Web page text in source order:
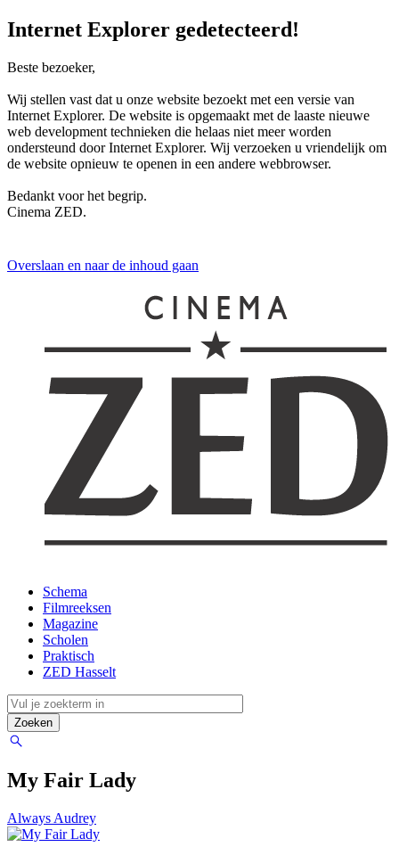
Internet Explorer gedetecteerd!
Beste bezoeker,
Wij stellen vast dat u onze website bezoekt met een versie van
Internet Explorer. De website is opgemaakt met de laaste nieuwe
web development technieken die helaas niet meer worden
ondersteund door Internet Explorer. Wij verzoeken u vriendelijk om
de website opnieuw te openen in een andere webbrowser.
Bedankt voor het begrip.
Cinema ZED.
Overslaan en naar de inhoud gaan
Schema
Filmreeksen
Magazine
Scholen
Praktisch
ZED Hasselt
My Fair Lady
Always Audrey